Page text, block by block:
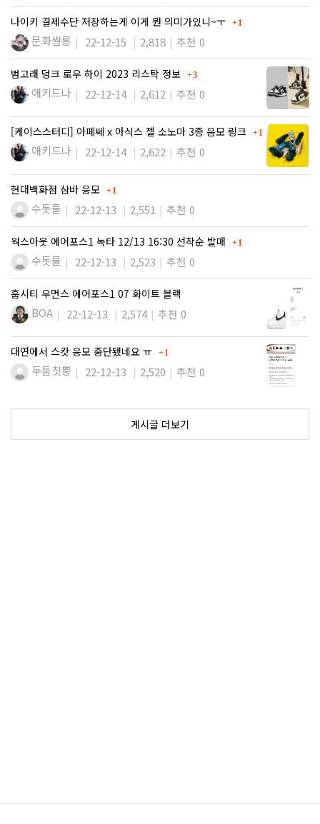
나이키 결제수단 저장하는게 이게 뭔 의미가있니~ㅜ 댓글
1
문화쌀롱 22-12-15 2,818 추천 0
범고래 덩크 로우 하이 2023 리스탁 정보 댓글
3
애키드나 22-12-14 2,612 추천 0
[케이스스터디] 아페쎄 x 아식스 젤 소노마 3종 음모 링크 댓글
1
애키드나 22-12-14 2,622 추천 0
현대백화점 삼바 응모 댓글
1
수돗물 22-12-13 2,551 추천 0
웍스아웃 에어포스1 녹타 12/13 16:30 선착순 발매 댓글
1
수돗물 22-12-13 2,523 추천 0
훕시티 우먼스 에어포스1 07 화이트 블랙
BOA 22-12-13 2,574 추천 0
대연에서 스캇 응모 중단됐네요 ㅠ 댓글
1
두둠칫뿡 22-12-13 2,520 추천 0
게시글 더보기